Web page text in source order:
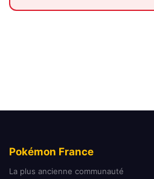
Pokémon France
La plus ancienne communauté